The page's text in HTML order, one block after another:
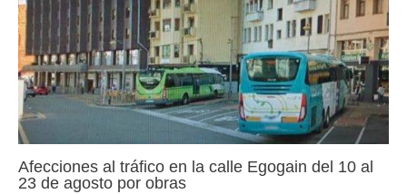
Afecciones al tráfico en la calle Egogain del 10 al
23 de agosto por obras